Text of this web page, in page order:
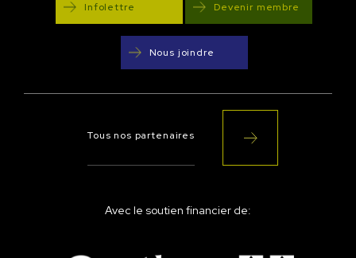
Infolettre Devenir membre
Nous joindre
Avec le soutien financier de:
Tous nos partenaires